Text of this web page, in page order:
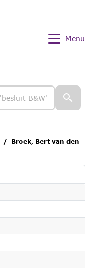
Menu
Broek, Bert van den